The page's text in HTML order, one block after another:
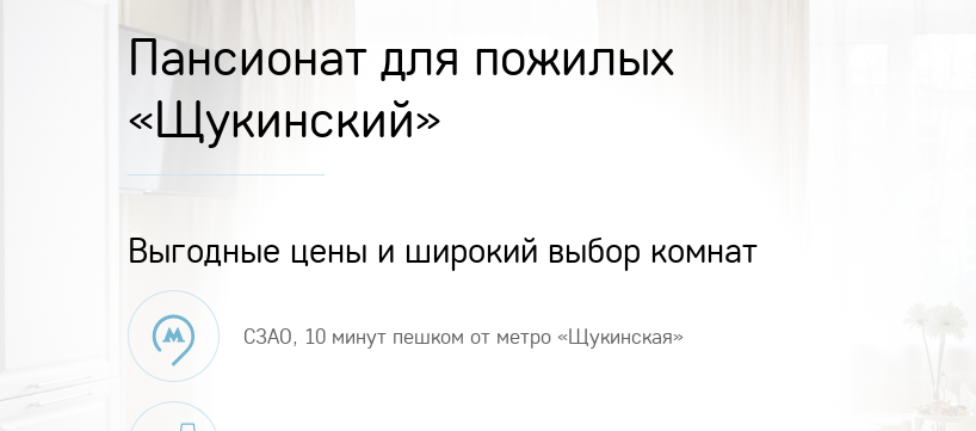
Пансионат для пожилых
«Щукинский»
Выгодные цены и широкий выбор комнат
СЗАО, 10 минут пешком от метро «Щукинская»